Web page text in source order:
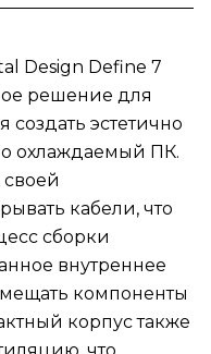
Design Define 7
решение для
создать эстетично
охлаждаемый ПК.
кабели, что
сборки
внутреннее
компоненты
корпус также